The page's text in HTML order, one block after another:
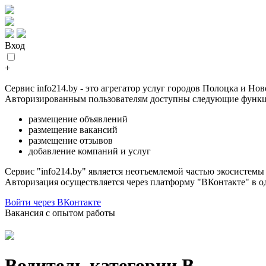
Вход
+
Сервис info214.by - это агрегатор услуг городов Полоцка и
Авторизированным пользователям доступны следующие
размещение объявлений
размещение вакансий
размещение отзывов
добавление компаний и услуг
Сервис "info214.by" является неотъемлемой частью
Авторизация осуществляется через платформу "ВКонтакте" в
Войти через ВКонтакте
Вакансия с опытом работы